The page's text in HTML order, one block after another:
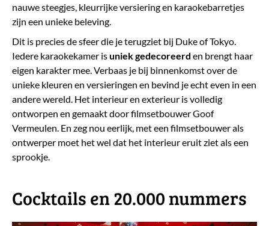
nauwe steegjes, kleurrijke versiering en karaokebarretjes
zijn een unieke beleving.
Dit is precies de sfeer die je terugziet bij Duke of Tokyo.
Iedere karaokekamer isuniek gedecoreerd en brengt haar
eigen karakter mee. Verbaas je bij binnenkomst over de
unieke kleuren en versieringen en bevind je echt even in een
andere wereld. Het interieur en exterieur is volledig
ontworpen en gemaakt door filmsetbouwer Goof
Vermeulen. En zeg nou eerlijk, met een filmsetbouwer als
ontwerper moet het wel dat het interieur eruit ziet als een
sprookje.
Cocktails en 20.000 nummers